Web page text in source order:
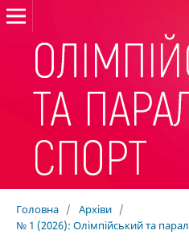
Головна / Архіви /
№ 1 (2026): Олімпійський та